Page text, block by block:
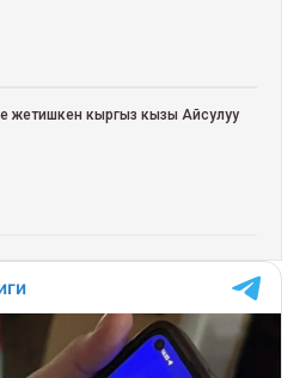
жетишкен кыргыз кызы Айсулуу